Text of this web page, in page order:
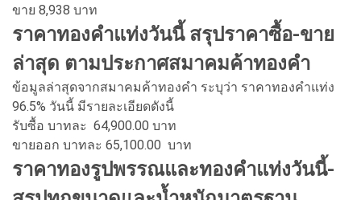
ขาย 8,938 บาท
ราคาทองคำแท่งวันนี้ สรุปราคาซื้อ-ขาย
ล่าสุด ตามประกาศสมาคมค้าทองคำ
ข้อมูลล่าสุดจากสมาคมค้าทองคำ ระบุว่า ราคาทองคำแท่ง
96.5% วันนี้ มีรายละเอียดดังนี้
รับซื้อ บาทละ 64,900.00 บาท
ขายออก บาทละ 65,100.00 บาท
ราคาทองรูปพรรณและทองคำแท่งวันนี้-